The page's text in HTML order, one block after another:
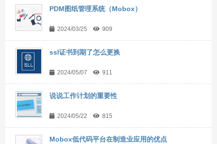
PDM图纸管理系统（Mobox）
2024/03/25 909
ssl证书到期了怎么更换
2024/05/07 911
说说工作计划的重要性
2024/05/22 815
Mobox低代码平台在制造业应用的优点